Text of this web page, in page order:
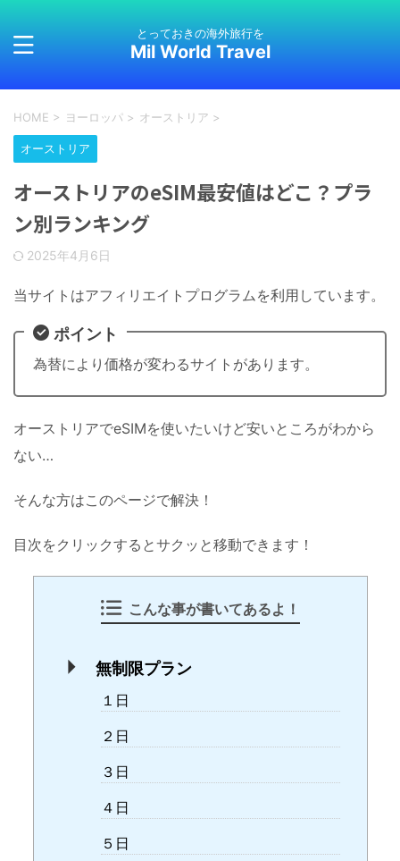
とっておきの海外旅行を
Mil World Travel
HOME > ヨーロッパ > オーストリア >
オーストリア
オーストリアのeSIM最安値はどこ？プラ
ン別ランキング
2025年4月6日
当サイトはアフィリエイトプログラムを利用しています。
ポイント
為替により価格が変わるサイトがあります。
オーストリアでeSIMを使いたいけど安いところがわから
ない…
そんな方はこのページで解決！
目次をクリックするとサクッと移動できます！
こんな事が書いてあるよ！
無制限プラン
１日
２日
３日
４日
５日